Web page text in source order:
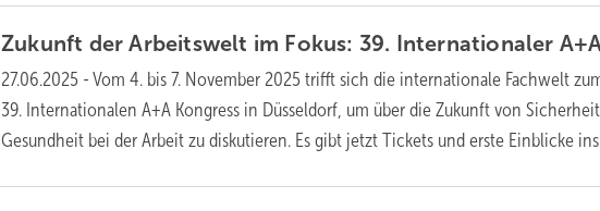
Zukunft der Arbeitswelt im Fokus: 39. Internationaler
27.06.2025 - Vom 4. bis 7. November 2025 trifft sich die internationale Fachwelt
39. Internationalen A+A Kongress in Düsseldorf, um über die Zukunft von
Gesundheit bei der Arbeit zu diskutieren. Es gibt jetzt Tickets und erste Einblicke ins